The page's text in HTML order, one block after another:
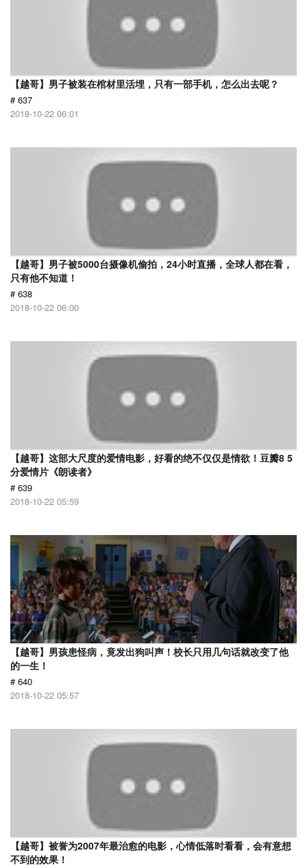
【越哥】男子被装在棺材里活埋，只有一部手机，怎么出去呢？
# 637
2018-10-22 06:01
【越哥】男子被5000台摄像机偷拍，24小时直播，全球人都在看，
只有他不知道！
# 638
2018-10-22 06:00
【越哥】这部大尺度的爱情电影，好看的绝不仅仅是情欲！豆瓣8 5
分爱情片《朗读者》
# 639
2018-10-22 05:59
【越哥】男孩患怪病，竟发出狗叫声！校长只用几句话就改变了他
的一生！
# 640
2018-10-22 05:57
【越哥】被誉为2007年最治愈的电影，心情低落时看看，会有意想
不到的效果！